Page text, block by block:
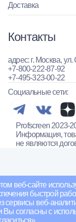
веб-сайте
быстрой
сервисы веб-
Вы согласны с
Доставка
Контакты
адрес: г. Москва,
+7-800-222-87-92
+7-495-323-00-22
Социальные сети:
Profscreen 2023-
Информация,
не являются